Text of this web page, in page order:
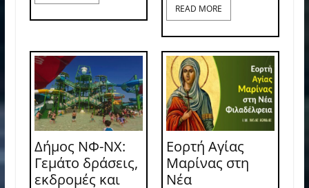
READ MORE
Δήμος ΝΦ-ΝΧ:
Γεμάτο δράσεις,
εκδρομές και
Εορτή Αγίας
Μαρίνας στη
Νέα